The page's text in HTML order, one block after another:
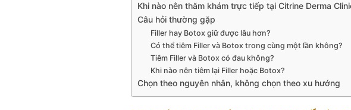
Khi nào nên thăm khám trực tiếp tại Citrine Derma
Câu hỏi thường gặp
Filler hay Botox giữ được lâu hơn?
Có thể tiêm Filler và Botox trong cùng một lần không?
Tiêm Filler và Botox có đau không?
Khi nào nên tiêm lại Filler hoặc Botox?
Chọn theo nguyên nhân, không chọn theo xu hướng